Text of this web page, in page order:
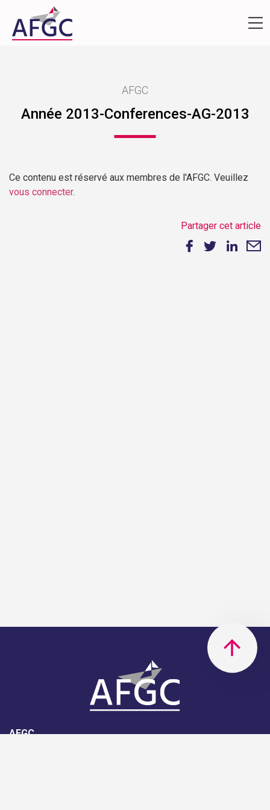
AFGC
Année 2013-Conferences-AG-2013
Ce contenu est réservé aux membres de l'AFGC. Veuillez
vous connecter.
Partager cet article
AFGC